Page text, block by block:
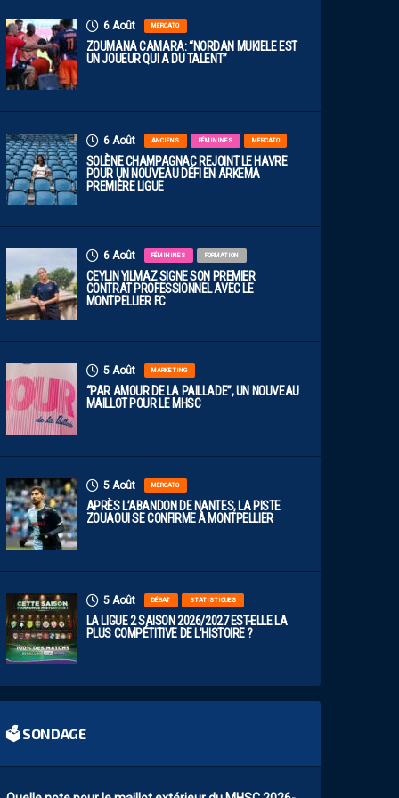
6 Août MERCATO
ZOUMANA CAMARA: “NORDAN MUKIELE EST
UN JOUEUR QUI A DU TALENT”
6 Août ANCIENS FÉMININES MERCATO
SOLÈNE CHAMPAGNAC REJOINT LE HAVRE
POUR UN NOUVEAU DÉFI EN ARKEMA
PREMIÈRE LIGUE
6 Août FÉMININES FORMATION
CEYLIN YILMAZ SIGNE SON PREMIER
CONTRAT PROFESSIONNEL AVEC LE
MONTPELLIER FC
5 Août MARKETING
“PAR AMOUR DE LA PAILLADE”, UN NOUVEAU
MAILLOT POUR LE MHSC
5 Août MERCATO
APRÈS L’ABANDON DE NANTES, LA PISTE
ZOUAOUI SE CONFIRME À MONTPELLIER
5 Août DÉBAT STATISTIQUES
LA LIGUE 2 SAISON 2026/2027 EST-ELLE LA
PLUS COMPÉTITIVE DE L’HISTOIRE ?
🗳 SONDAGE